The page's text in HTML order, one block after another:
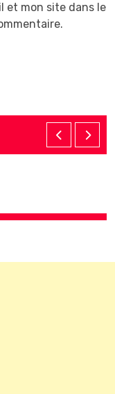
et mon site dans le